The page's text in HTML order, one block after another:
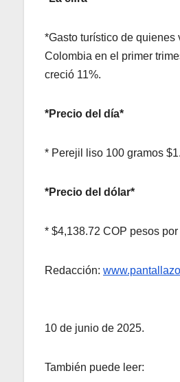
*Gasto turístico de quienes
Colombia en el primer
creció 11%.
*Precio del día*
* Perejil liso 100 gramos
*Precio del dólar*
* $4,138.72 COP pesos por
Redacción:
10 de junio de 2025.
También puede leer: